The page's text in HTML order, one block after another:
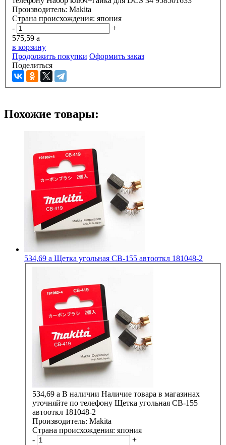
Производитель: Makita
Страна происхождения: япония
-
+
575,59 a
в корзину
Продолжить покупки Оформить заказ
Поделиться
Похожие товары:
534,69 a Щетка угольная СВ-155 автооткл 181048-2
534,69 a В наличии Наличие товара в магазинах
уточняйте по телефону Щетка угольная СВ-155
автооткл 181048-2
Производитель: Makita
Страна происхождения: япония
-
+